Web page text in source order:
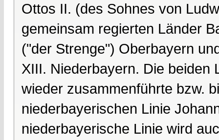
Ottos II. (des Sohnes von
gemeinsam regierten Länder
("der Strenge") Oberbayern
XIII. Niederbayern. Die beiden
wieder zusammenführte bzw.
niederbayerischen Linie
niederbayerische Linie wird